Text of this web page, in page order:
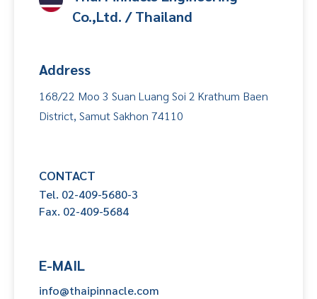
Co.,Ltd. / Thailand
Address
168/22 Moo 3 Suan Luang Soi 2 Krathum Baen
District, Samut Sakhon 74110
CONTACT
Tel. 02-409-5680-3
Fax. 02-409-5684
E-MAIL
info@thaipinnacle.com